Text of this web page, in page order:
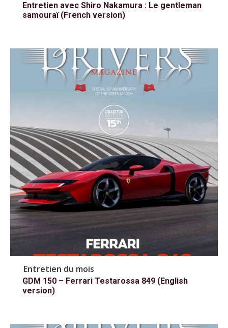
Entretien avec Shiro Nakamura : Le gentleman
samouraï (French version)
Entretien du mois
GDM 150 – Ferrari Testarossa 849 (English
version)